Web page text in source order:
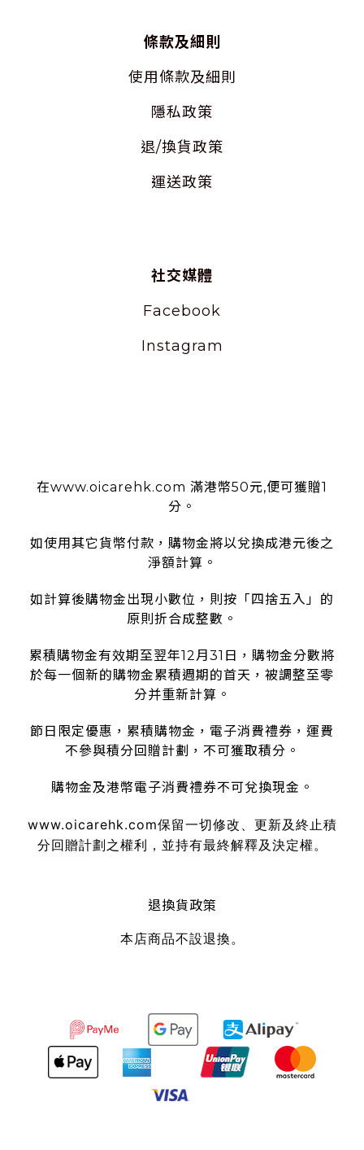
條款及細則
使用條款及細則
隱私政策
退/換貨政策
運送政策
社交媒體
Facebook
Instagram
在www.oicarehk.com 滿港幣50元,便可獲贈1
分。
如使用其它貨幣付款，購物金將以兌換成港元後之
淨額計算。
如計算後購物金出現小數位，則按「四捨五入」的
原則折合成整數。
累積購物金有效期至翌年12月31日，購物金分數將
於每一個新的購物金累積週期的首天，被調整至零
分并重新計算。
節日限定優惠，累積購物金，電子消費禮券，運費
不參與積分回贈計劃，不可獲取積分。
購物金及港幣電子消費禮券不可兌換現金。
www.oicarehk.com保留一切修改、更新及終止積
分回贈計劃之權利，並持有最終解釋及決定權。
退換貨政策
本店商品不設退換。